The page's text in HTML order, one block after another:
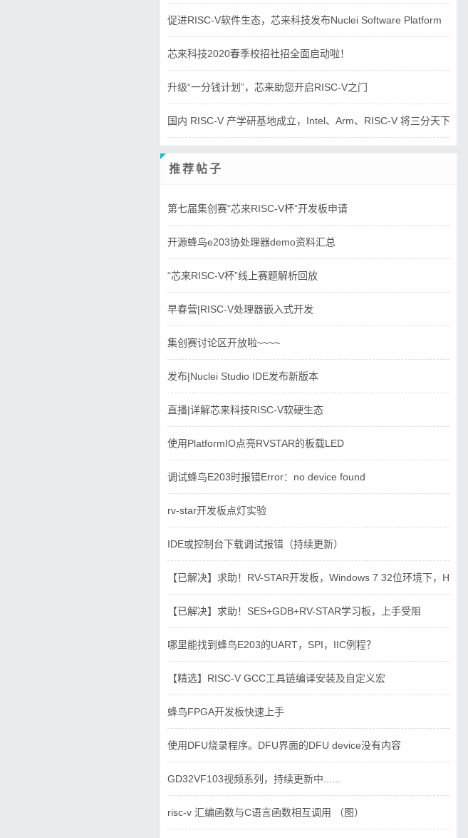
促进RISC-V软件生态，芯来科技发布Nuclei Software Platform
芯来科技2020春季校招社招全面启动啦！
升级“一分钱计划”，芯来助您开启RISC-V之门
国内 RISC-V 产学研基地成立，Intel、Arm、RISC-V 将三分天下？
推荐帖子
第七届集创赛“芯来RISC-V杯”开发板申请
开源蜂鸟e203协处理器demo资料汇总
“芯来RISC-V杯”线上赛题解析回放
早春营|RISC-V处理器嵌入式开发
集创赛讨论区开放啦~~~~
发布|Nuclei Studio IDE发布新版本
直播|详解芯来科技RISC-V软硬生态
使用PlatformIO点亮RVSTAR的板载LED
调试蜂鸟E203时报错Error：no device found
rv-star开发板点灯实验
IDE或控制台下载调试报错（持续更新）
【已解决】求助！RV-STAR开发板，Windows 7 32位环境下，
【已解决】求助！SES+GDB+RV-STAR学习板，上手受阻
哪里能找到蜂鸟E203的UART，SPI，IIC例程？
【精选】RISC-V GCC工具链编译安装及自定义宏
蜂鸟FPGA开发板快速上手
使用DFU烧录程序。DFU界面的DFU device没有内容
GD32VF103视频系列，持续更新中......
risc-v 汇编函数与C语言函数相互调用 （图）